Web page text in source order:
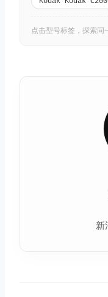
点击型号标签，探索同
新